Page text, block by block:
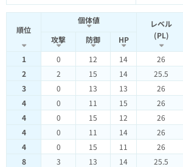
順位
個体値
レベル
(PL)
攻撃
防御
HP
1
0 12 14 26
2
2 15 14 25.5
3
0 13 13 26
4
0 11 15 26
4
0 15 12 26
4
0 11 14 26
4
0 15 11 26
8
3 13 14 25.5